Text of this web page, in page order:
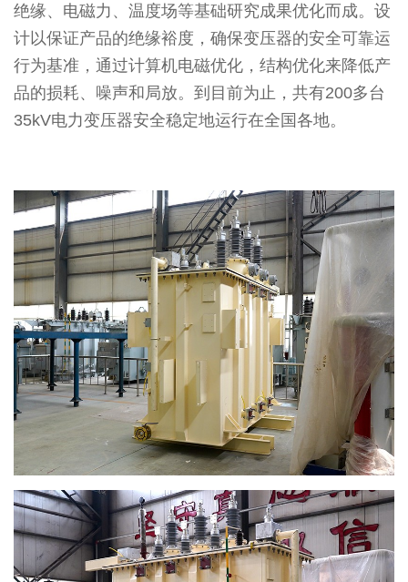
绝缘、电磁力、温度场等基础研究成果优化而成。设
计以保证产品的绝缘裕度，确保变压器的安全可靠运
行为基准，通过计算机电磁优化，结构优化来降低产
品的损耗、噪声和局放。到目前为止，共有200多台
35kV电力变压器安全稳定地运行在全国各地。